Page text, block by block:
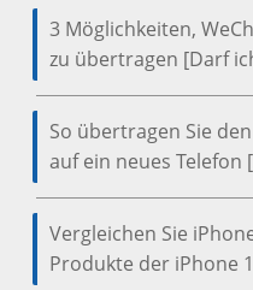
3 Möglichkeiten,
zu übertragen [Darf
So übertragen Sie
auf ein neues
Vergleichen Sie
Produkte der iPhone